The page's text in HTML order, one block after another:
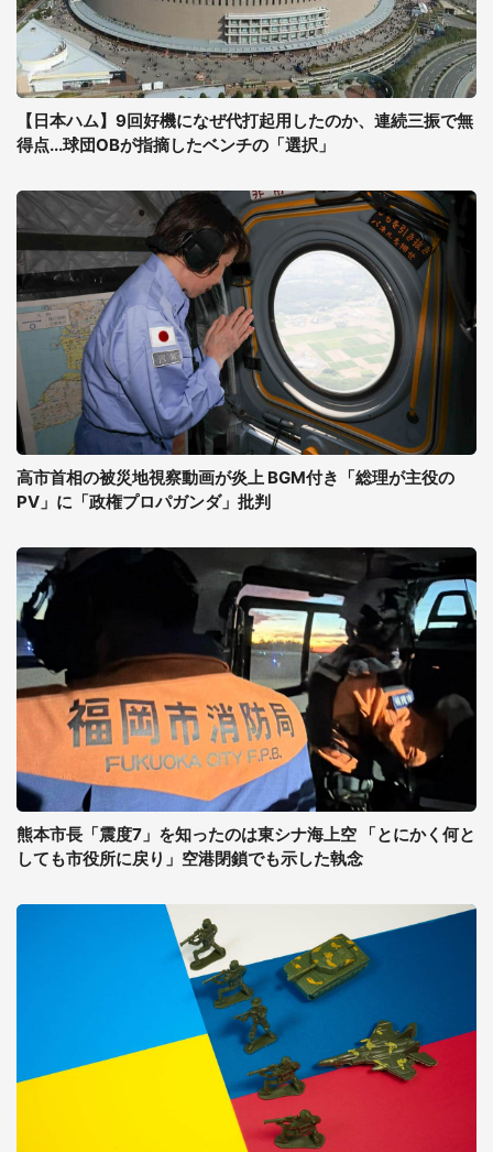
【日本ハム】9回好機になぜ代打起用したのか、連続三振で無
得点...球団OBが指摘したベンチの「選択」
高市首相の被災地視察動画が炎上 BGM付き「総理が主役の
PV」に「政権プロパガンダ」批判
熊本市長「震度7」を知ったのは東シナ海上空 「とにかく何と
しても市役所に戻り」空港閉鎖でも示した執念